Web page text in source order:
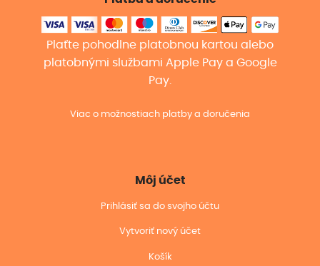
Plaťte pohodlne platobnou kartou alebo
platobnými službami Apple Pay a Google
Pay.
Viac o možnostiach platby a doručenia
Môj účet
Prihlásiť sa do svojho účtu
Vytvoriť nový účet
Košík